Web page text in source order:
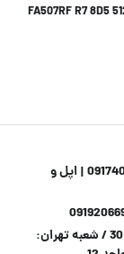
FA507RF R7 8D5
لپ تاپ:09172603060 | شبکه: 09174040692 | اپل و
شیراز - خیابان ملاصدرا - پاساژ ملاصدرا - پلاک 30 / شعبه تهران: